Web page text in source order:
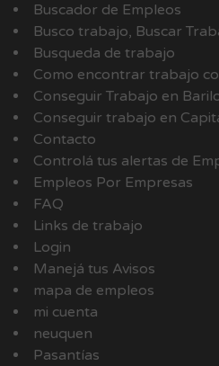
Buscador de Empleos
Busco trabajo, Buscar
Busqueda de trabajo
Como encontrar trabajo
Conseguir Trabajo en
Conseguir trabajo en
Contacto
Controlá tus alertas de
Empleos Por Empresas
FAQ
Links de trabajo
Login
Manejá tus Avisos
mapa de empleos
mi cuenta
neuquen
Pasantías